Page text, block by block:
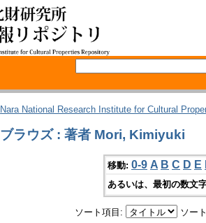
Nara National Research Institute for Cultural
ブラウズ : 著者 Mori, Kimiyuki
移動: 0-9 A B C D E
あるいは、最初の数文
ソート項目: ソー